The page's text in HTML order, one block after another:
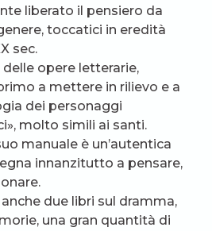
liberato il pensiero da
toccatici in eredità
sec.
delle opere letterarie,
a mettere in rilievo e a
dei personaggi
molto simili ai santi.
manuale è un’autentica
innanzitutto a pensare,
due libri sul dramma,
una gran quantità di